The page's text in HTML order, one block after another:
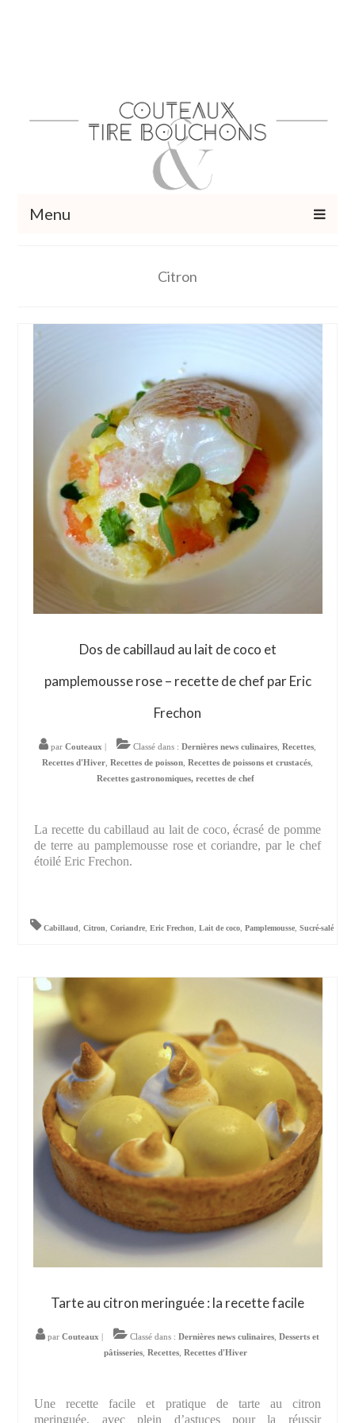
Menu
Restaurants – Sorties
Citron
Dos de cabillaud au lait de coco et
pamplemousse rose – recette de chef par Eric
Frechon
par Couteaux Classé dans : Dernières news culinaires Recettes
Recettes d'Hiver Recettes de poisson Recettes de poissons et crustacés
Recettes gastronomiques, recettes de chef
La recette du cabillaud au lait de coco, écrasé de pomme
de terre au pamplemousse rose et coriandre, par le chef
étoilé Eric Frechon.
Cabillaud,Citron,Coriandre,Eric Frechon,Lait de coco,Pamplemousse,Sucré-salé
Tarte au citron meringuée : la recette facile
par Couteaux Classé dans : Dernières news culinaires Desserts et
pâtisseries Recettes Recettes d'Hiver
Une recette facile et pratique de tarte au citron
meringuée, avec plein d’astuces pour la réussir